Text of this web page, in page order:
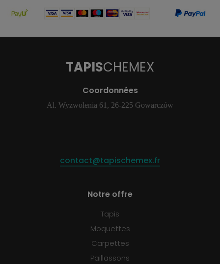
TAPISCHEMEX
Coordonnées
Al. Wyzwolenia 61, 26-225 Gowarczów
contact@tapischemex.fr
Notre offre
Tapis
Moquettes
Carpettes
Paillassons